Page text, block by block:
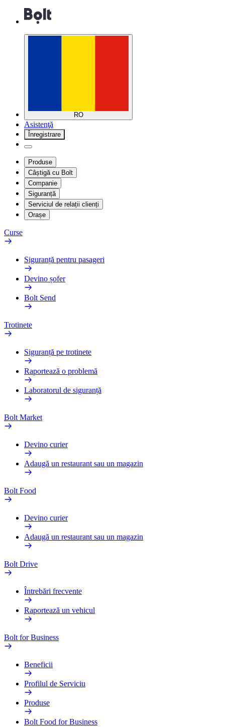
RO
Asistenţă
Înregistrare
Produse
Câștigă cu Bolt
Companie
Siguranță
Serviciul de relații clienți
Orașe
Curse
Siguranță pentru pasageri
Devino șofer
Bolt Send
Trotinete
Siguranță pe trotinete
Raportează o problemă
Laboratorul de siguranță
Bolt Market
Devino curier
Adaugă un restaurant sau un magazin
Bolt Food
Devino curier
Adaugă un restaurant sau un magazin
Bolt Drive
Întrebări frecvente
Raportează un vehicul
Bolt for Business
Beneficii
Profilul de Serviciu
Produse
Bolt Food for Business